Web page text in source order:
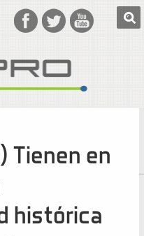
Tienen en
histórica